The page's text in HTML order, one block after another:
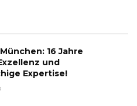
16 Jahre
und
Expertise!